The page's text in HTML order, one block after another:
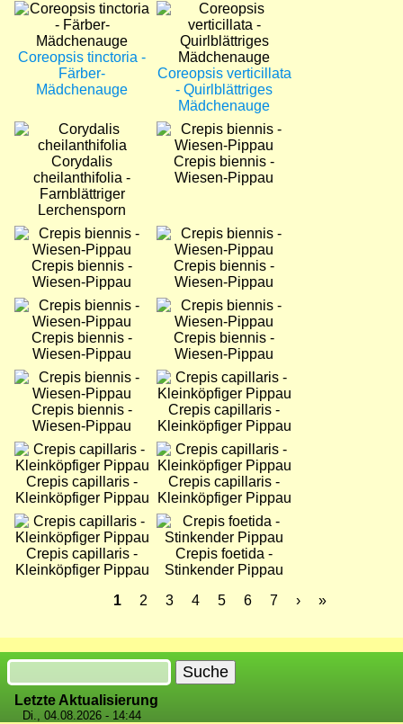
Bild
Coreopsis tinctoria -
Färber-
Mädchenauge
Bild
Coreopsis verticillata
- Quirlblättriges
Mädchenauge
Bild
Corydalis
cheilanthifolia -
Farnblättriger
Lerchensporn
Bild
Crepis biennis -
Wiesen-Pippau
Bild
Crepis biennis -
Wiesen-Pippau
Bild
Crepis biennis -
Wiesen-Pippau
Bild
Crepis biennis -
Wiesen-Pippau
Bild
Crepis biennis -
Wiesen-Pippau
Bild
Crepis biennis -
Wiesen-Pippau
Bild
Crepis capillaris -
Kleinköpfiger Pippau
Bild
Crepis capillaris -
Kleinköpfiger Pippau
Bild
Crepis capillaris -
Kleinköpfiger Pippau
Bild
Crepis capillaris -
Kleinköpfiger Pippau
Bild
Crepis foetida -
Stinkender Pippau
Aktuelle
1 Seite
2 Seite
3 Seite
4 Seite
5 Seite
6 Seite
7
Nächste
›
Letzte
»
Suche
Letzte Aktualisierung
Di., 04.08.2026 - 14:44